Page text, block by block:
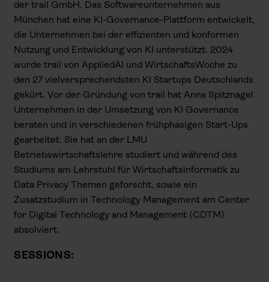
der trail GmbH. Das Softwareunternehmen aus
München hat eine KI-Governance-Plattform entwickelt,
die Unternehmen bei der effizienten und konformen
Nutzung und Entwicklung von KI unterstützt. 2024
wurde trail von AppliedAI und WirtschaftsWoche zu
den 27 vielversprechendsten KI Startups Deutschlands
gekürt. Vor der Gründung von trail hat Anna Spitznagel
Unternehmen in der Umsetzung von KI Governance
beraten und in verschiedenen frühphasigen Start-Ups
gearbeitet. Sie hat an der LMU
Betriebswirtschaftslehre studiert und während des
Studiums am Lehrstuhl für Wirtschaftsinformatik zu
Data Privacy Themen geforscht, sowie ein
Zusatzstudium in Technology Management am Center
for Digital Technology and Management (CDTM)
absolviert.
SESSIONS: